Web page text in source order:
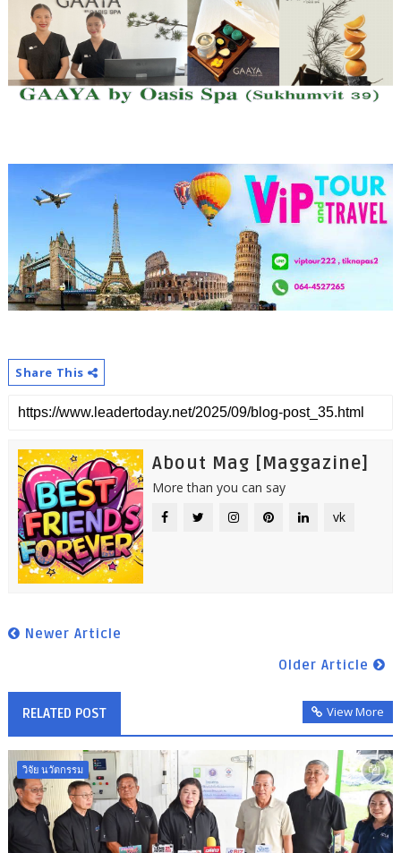
Share This
About Mag [Maggazine]
More than you can say
vk
Newer Article
Older Article
RELATED POST View More
วิจัย นวัตกรรม